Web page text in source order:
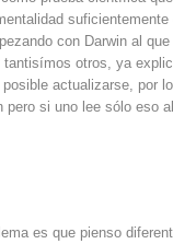
suficientemente
con Darwin al
otros, ya
actualizarse, por
si uno lee sólo eso
es que pienso